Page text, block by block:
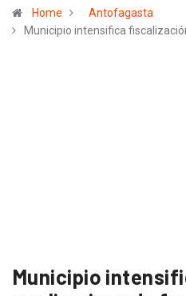
Home
Antofagasta
Municipio intensifica
Municipio